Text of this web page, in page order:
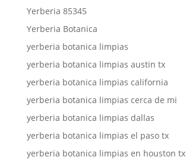
Yerberia 85345
Yerberia Botanica
yerberia botanica limpias
yerberia botanica limpias austin tx
yerberia botanica limpias california
yerberia botanica limpias cerca de mi
yerberia botanica limpias dallas
yerberia botanica limpias el paso tx
yerberia botanica limpias en houston tx